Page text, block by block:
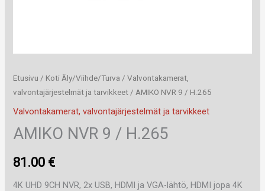
Etusivu / Koti Äly/Viihde/Turva /Valvontakamerat,
valvontajärjestelmät ja tarvikkeet / AMIKO NVR 9 / H.265
Valvontakamerat, valvontajärjestelmät ja tarvikkeet
AMIKO NVR 9 / H.265
81.00 €
4K UHD 9CH NVR, 2x USB, HDMI ja VGA-lähtö, HDMI jopa 4K